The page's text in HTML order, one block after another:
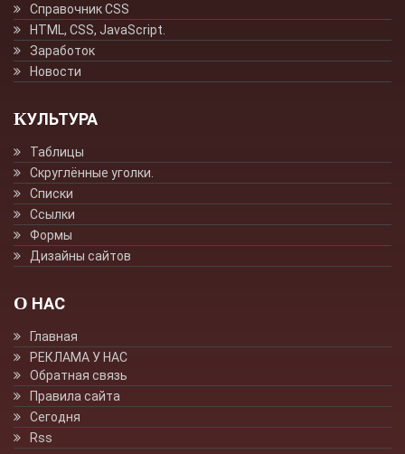
Справочник CSS
HTML, CSS, JavaScript.
Заработок
Новости
КУЛЬТУРА
Таблицы
Скруглённые уголки.
Списки
Ссылки
Формы
Дизайны сайтов
О НАС
Главная
РЕКЛАМА У НАС
Обратная связь
Правила сайта
Сегодня
Rss